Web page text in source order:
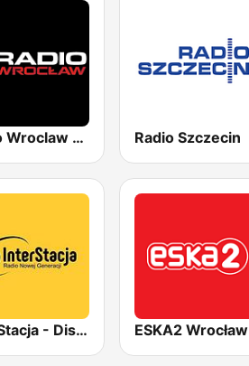
Radio Wroclaw 102.3 Radio Szczecin
InterStacja - Disco Polo ESKA2 Wrocław